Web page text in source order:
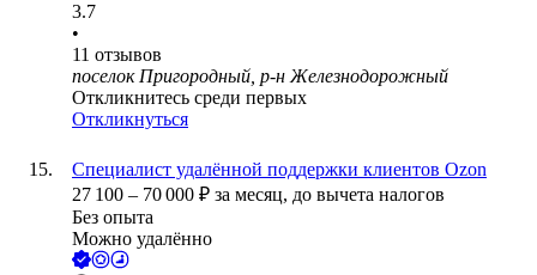
3.7
•
11 отзывов
поселок Пригородный, р-н Железнодорожный
Откликнитесь среди первых
Откликнуться
Специалист удалённой поддержки клиентов Ozon
27 100 – 70 000 ₽ за месяц, до вычета налогов
Без опыта
Можно удалённо